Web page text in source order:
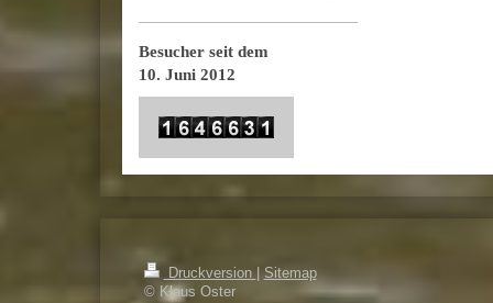
Besucher seit dem
10. Juni 2012
Druckversion
Sitemap
© Klaus Oster